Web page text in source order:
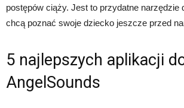
postępów ciąży. Jest to przydatne narzędzie
chcą poznać swoje dziecko jeszcze przed
5 najlepszych aplikacji
AngelSounds